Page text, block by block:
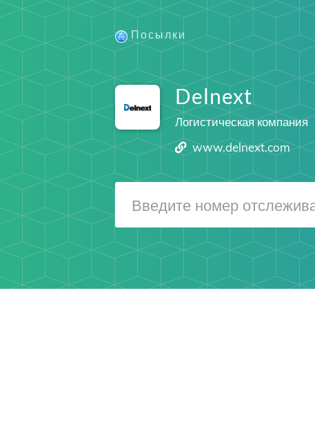
Посылки
Delnext
Логистическая компания
www.delnext.com